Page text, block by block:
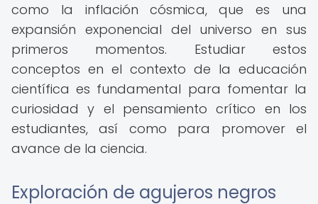
como la inflación cósmica, que es una
expansión exponencial del universo en sus
primeros momentos. Estudiar estos
conceptos en el contexto de la educación
científica es fundamental para fomentar la
curiosidad y el pensamiento crítico en los
estudiantes, así como para promover el
avance de la ciencia.
Exploración de agujeros negros